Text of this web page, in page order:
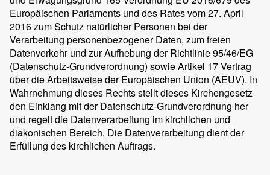
Europäischen Parlaments und des Rates vom 27. April
2016 zum Schutz natürlicher Personen bei der
Verarbeitung personenbezogener Daten, zum freien
Datenverkehr und zur Aufhebung der Richtlinie 95/46/EG
(Datenschutz-Grundverordnung) sowie Artikel 17 Vertrag
über die Arbeitsweise der Europäischen Union (AEUV). In
Wahrnehmung dieses Rechts stellt dieses Kirchengesetz
den Einklang mit der Datenschutz-Grundverordnung her
und regelt die Datenverarbeitung im kirchlichen und
diakonischen Bereich. Die Datenverarbeitung dient der
Erfüllung des kirchlichen Auftrags.